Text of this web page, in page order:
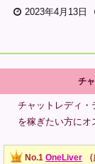
2023年4月13日
チ
チャットレディ・
を稼ぎたい方にオ
No.1 OneLiver